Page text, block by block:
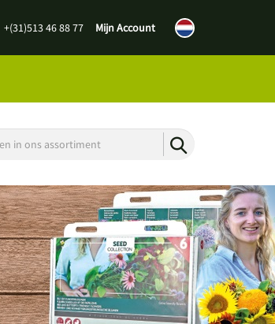
+(31)513 46 88 77 Mijn Account